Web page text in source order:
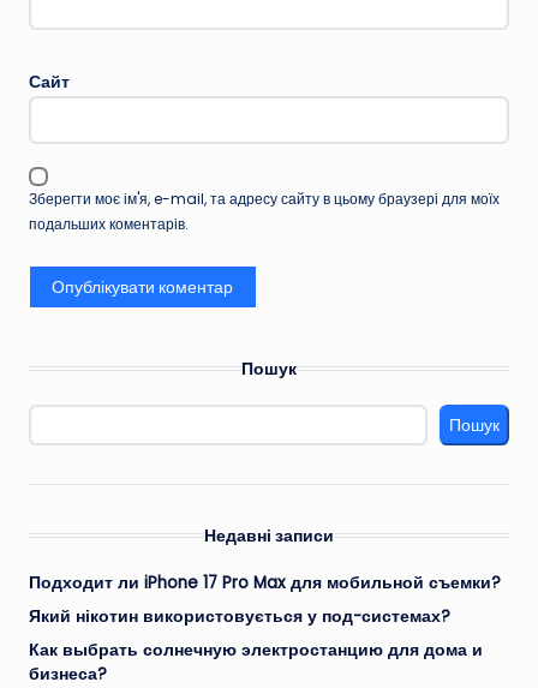
Сайт
Зберегти моє ім'я, e-mail, та адресу сайту в цьому браузері для моїх
подальших коментарів.
Пошук
Пошук
Недавні записи
Подходит ли iPhone 17 Pro Max для мобильной съемки?
Який нікотин використовується у под-системах?
Как выбрать солнечную электростанцию для дома и
бизнеса?